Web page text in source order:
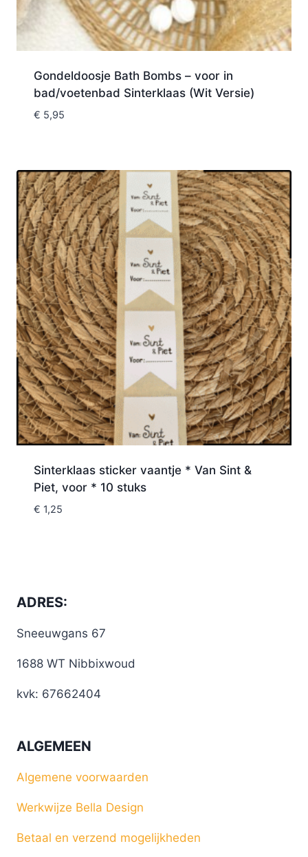
Gondeldoosje Bath Bombs – voor in
bad/voetenbad Sinterklaas (Wit Versie)
€ 5,95
Sinterklaas sticker vaantje * Van Sint &
Piet, voor * 10 stuks
€ 1,25
ADRES:
Sneeuwgans 67
1688 WT Nibbixwoud
kvk: 67662404
ALGEMEEN
Algemene voorwaarden
Werkwijze Bella Design
Betaal en verzend mogelijkheden